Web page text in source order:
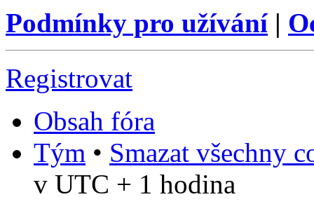
Podmínky pro užívání|
Registrovat
Obsah fóra
Tým • Smazat všechny
v UTC + 1 hodina